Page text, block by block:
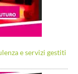
e servizi gestiti